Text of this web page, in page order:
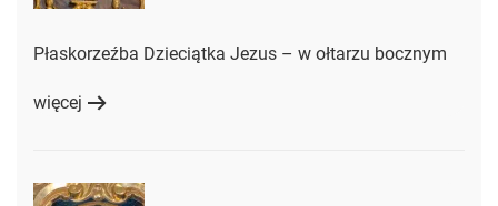
Płaskorzeźba Dzieciątka Jezus – w ołtarzu bocznym
więcej